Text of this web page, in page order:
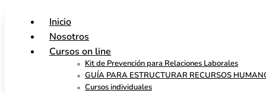
Inicio
Nosotros
Cursos on line
Kit de Prevención para Relaciones Laborales
GUÍA PARA ESTRUCTURAR RECURSOS
Cursos individuales